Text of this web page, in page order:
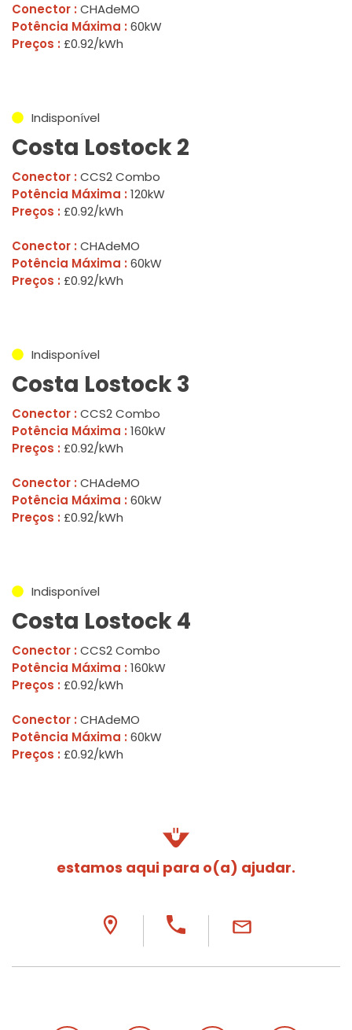
Conector : CHAdeMO
Potência Máxima : 60kW
Preços : £0.92/kWh
Indisponível
Costa Lostock 2
Conector : CCS2 Combo
Potência Máxima : 120kW
Preços : £0.92/kWh
Conector : CHAdeMO
Potência Máxima : 60kW
Preços : £0.92/kWh
Indisponível
Costa Lostock 3
Conector : CCS2 Combo
Potência Máxima : 160kW
Preços : £0.92/kWh
Conector : CHAdeMO
Potência Máxima : 60kW
Preços : £0.92/kWh
Indisponível
Costa Lostock 4
Conector : CCS2 Combo
Potência Máxima : 160kW
Preços : £0.92/kWh
Conector : CHAdeMO
Potência Máxima : 60kW
Preços : £0.92/kWh
estamos aqui para o(a) ajudar.